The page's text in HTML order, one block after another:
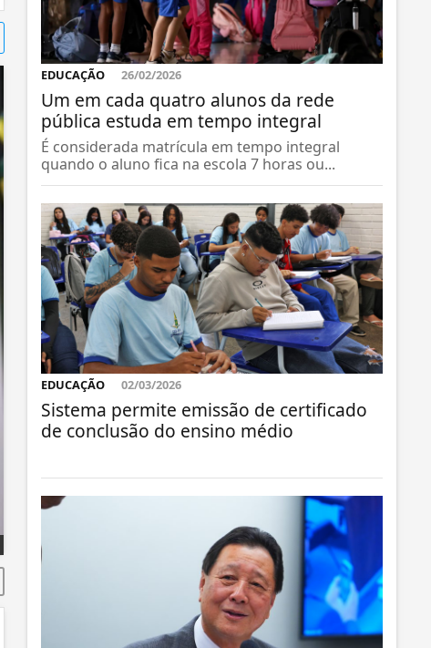
EDUCAÇÃO 26/02/2026
Um em cada quatro alunos da rede
pública estuda em tempo integral
É considerada matrícula em tempo integral
quando o aluno fica na escola 7 horas ou...
EDUCAÇÃO 02/03/2026
Sistema permite emissão de certificado
de conclusão do ensino médio